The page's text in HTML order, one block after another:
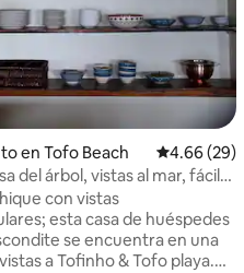
de 5, 39 reseñas
en Tofo Beach
4.66 (29)
del árbol, vistas al mar, fácil
playacon vistas
huéspedes
se encuentra en una
a Tofinho & Tofo playa.